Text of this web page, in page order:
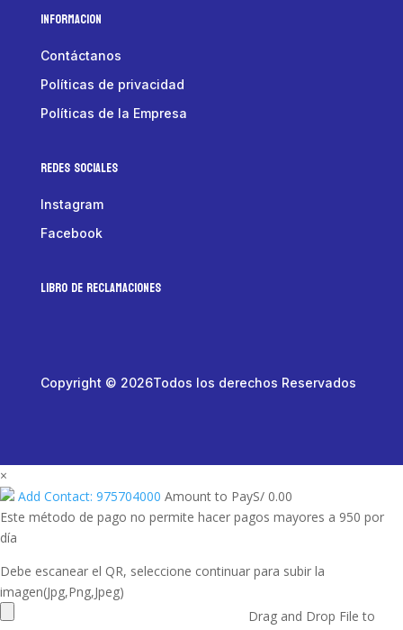
Informacion
Contáctanos
Políticas de privacidad
Políticas de la Empresa
Redes Sociales
Instagram
Facebook
LIBRO DE RECLAMACIONES
Copyright © 2026Todos los derechos Reservados
×
Add Contact: 975704000 Amount to PayS/ 0.00
Este método de pago no permite hacer pagos mayores a 950 por
día
Debe escanear el QR, seleccione continuar para subir la
imagen(Jpg,Png,Jpeg)
Drag and Drop File to